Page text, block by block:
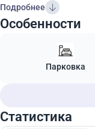
Подробнее
Особенности
Парковка
Статистика